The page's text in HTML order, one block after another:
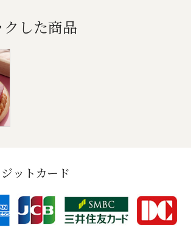
した商品
ットカード